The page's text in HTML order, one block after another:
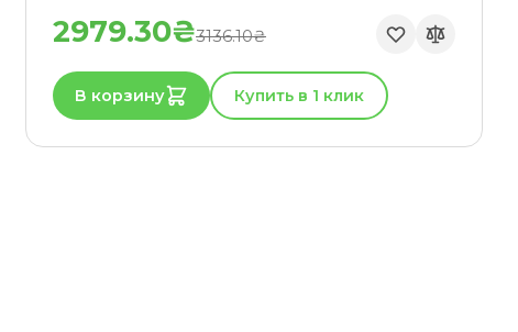
2979.30₴3136.10₴
В корзину Купить в 1 клик